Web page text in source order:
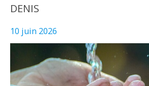
DENIS
10 juin 2026